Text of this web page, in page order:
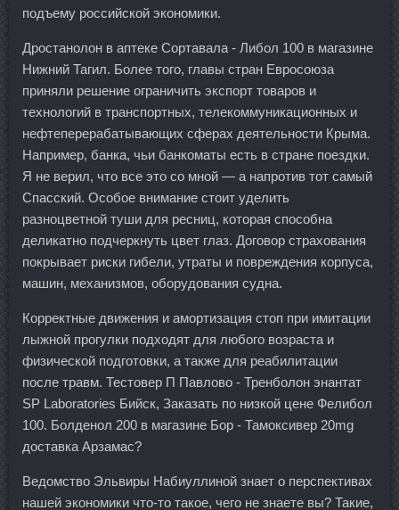
подъему российской экономики.
Дростанолон в аптеке Сортавала - Либол 100 в магазине
Нижний Тагил. Более того, главы стран Евросоюза
приняли решение ограничить экспорт товаров и
технологий в транспортных, телекоммуникационных и
нефтеперерабатывающих сферах деятельности Крыма.
Например, банка, чьи банкоматы есть в стране поездки.
Я не верил, что все это со мной — а напротив тот самый
Спасский. Особое внимание стоит уделить
разноцветной туши для ресниц, которая способна
деликатно подчеркнуть цвет глаз. Договор страхования
покрывает риски гибели, утраты и повреждения корпуса,
машин, механизмов, оборудования судна.
Корректные движения и амортизация стоп при имитации
лыжной прогулки подходят для любого возраста и
физической подготовки, а также для реабилитации
после травм. Тестовер П Павлово - Тренболон энантат
SP Laboratories Бийск, Заказать по низкой цене Фелибол
100. Болденол 200 в магазине Бор - Тамоксивер 20mg
доставка Арзамас?
Ведомство Эльвиры Набиуллиной знает о перспективах
нашей экономики что-то такое, чего не знаете вы? Такие,